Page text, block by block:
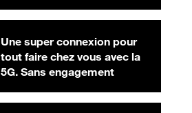
Une super connexion pour
tout faire chez vous avec la
5G. Sans engagement